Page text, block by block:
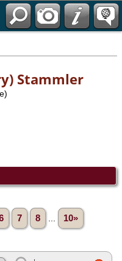
Stammler
7 8
10»